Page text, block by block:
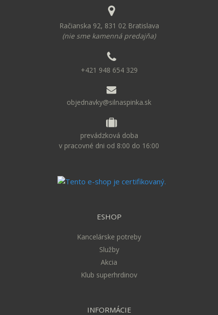
Račianska 92, 831 02 Bratislava
(nie sme kamenná predajňa)
+421 948 654 329
objednavky@silnaspinka.sk
prevádzková doba
v pracovné dni od 8:00 do 16:00
ESHOP
Kancelárske potreby
Služby
Akcia
Klub superhrdinov
INFORMÁCIE